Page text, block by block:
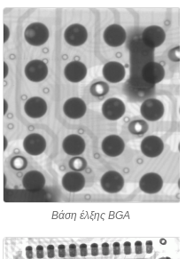
Βάση έλξης BGA